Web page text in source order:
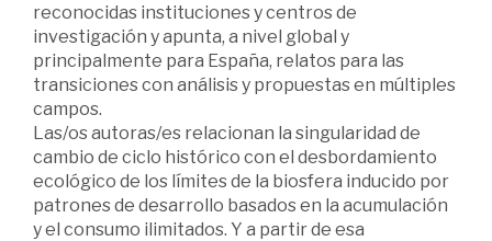
reconocidas instituciones y centros de
investigación y apunta, a nivel global y
principalmente para España, relatos para las
transiciones con análisis y propuestas en múltiples
campos.
Las/os autoras/es relacionan la singularidad de
cambio de ciclo histórico con el desbordamiento
ecológico de los límites de la biosfera inducido por
patrones de desarrollo basados en la acumulación
y el consumo ilimitados. Y a partir de esa